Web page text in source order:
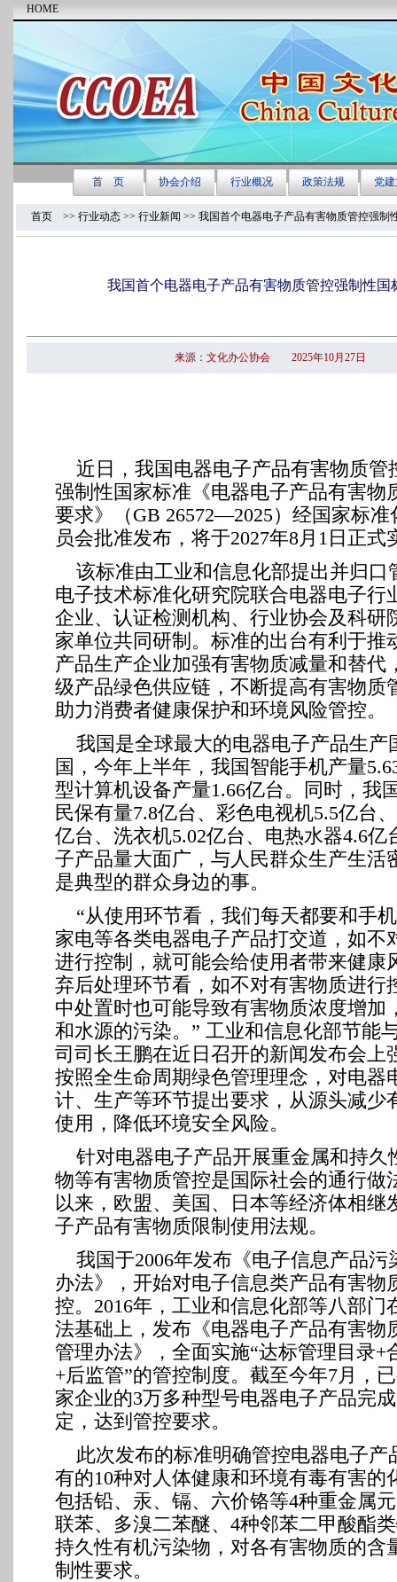
首页 >> 行业动态 >> 行业新闻 >> 我国首个电器电子产品有害物质管控强制
我国首个电器电子产品有害物质管控强制性国
来源：文化办公协会 2025年10月27日
近日，我国电器电子产品有害物质管
强制性国家标准《电器电子产品有害物
要求》（GB 26572—2025）经国家标准
员会批准发布，将于2027年8月1日正式
该标准由工业和信息化部提出并归口
电子技术标准化研究院联合电器电子行
企业、认证检测机构、行业协会及科研
家单位共同研制。标准的出台有利于推
产品生产企业加强有害物质减量和替代
级产品绿色供应链，不断提高有害物质
助力消费者健康保护和环境风险管控。
我国是全球最大的电器电子产品生产
国，今年上半年，我国智能手机产量
型计算机设备产量1.66亿台。同时，我
民保有量7.8亿台、彩色电视机5.5亿台
亿台、洗衣机5.02亿台、电热水器4.6亿
子产品量大面广，与人民群众生产生活
是典型的群众身边的事。
“从使用环节看，我们每天都要和手
家电等各类电器电子产品打交道，如不
进行控制，就可能会给使用者带来健康
弃后处理环节看，如不对有害物质进行
中处置时也可能导致有害物质浓度增加
和水源的污染。” 工业和信息化部节能
司司长王鹏在近日召开的新闻发布会上
按照全生命周期绿色管理理念，对电器
计、生产等环节提出要求，从源头减少
使用，降低环境安全风险。
针对电器电子产品开展重金属和持久
物等有害物质管控是国际社会的通行做
以来，欧盟、美国、日本等经济体相继
子产品有害物质限制使用法规。
我国于2006年发布《电子信息产品污
办法》，开始对电子信息类产品有害物
控。2016年，工业和信息化部等八部门
法基础上，发布《电器电子产品有害物
管理办法》，全面实施“达标管理目录+
+后监管”的管控制度。截至今年7月，
家企业的3万多种型号电器电子产品完
定，达到管控要求。
此次发布的标准明确管控电器电子产
有的10种对人体健康和环境有毒有害的
包括铅、汞、镉、六价铬等4种重金属
联苯、多溴二苯醚、4种邻苯二甲酸酯
持久性有机污染物，对各有害物质的含
制性要求。